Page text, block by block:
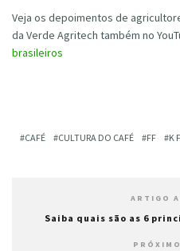
Veja os depoimentos de
da Verde Agritech também no
brasileiros
CAFÉ CULTURA DO CAFÉ FF K
ARTIGO
Saiba quais são as 6